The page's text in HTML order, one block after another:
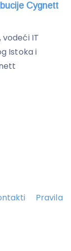
Cygnett
vodeći IT
Istoka i
Pravila